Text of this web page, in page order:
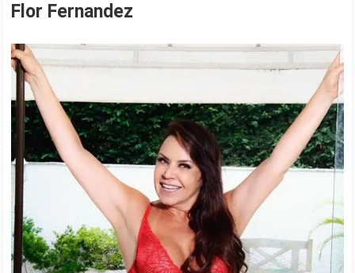
Flor Fernandez